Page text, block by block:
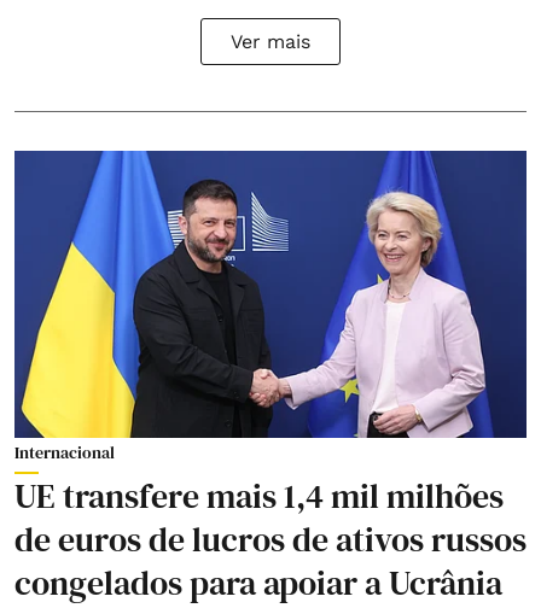
Ver mais
Internacional
UE transfere mais 1,4 mil milhões
de euros de lucros de ativos russos
congelados para apoiar a Ucrânia